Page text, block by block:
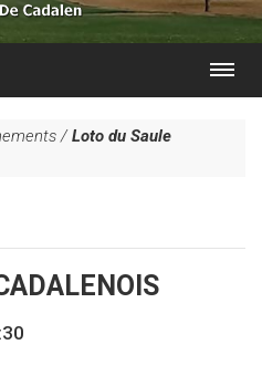
/Loto du Saule